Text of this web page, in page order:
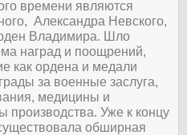
времени являются
Александра Невского,
Владимира. Шло
наград и поощрений,
как ордена и медали
за военные заслуга,
медицины и
производства. Уже к концу
обширная